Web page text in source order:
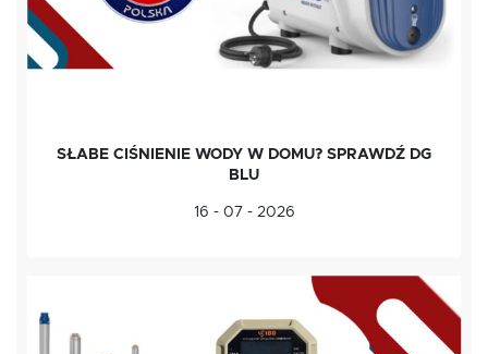
SŁABE CIŚNIENIE WODY W DOMU? SPRAWDŹ DG
BLU
16 - 07 - 2026